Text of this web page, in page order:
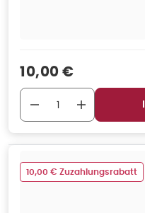
Verkaufspreis
10,00 €
10,00 € Zuzahlungsrabatt